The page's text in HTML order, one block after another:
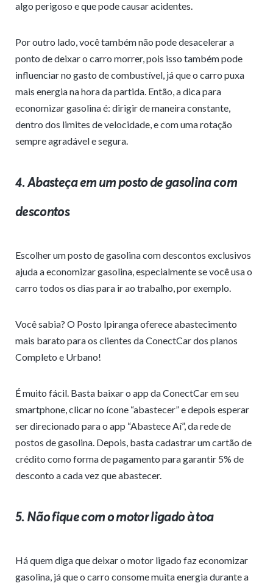
algo perigoso e que pode causar acidentes.
Por outro lado, você também não pode desacelerar a
ponto de deixar o carro morrer, pois isso também pode
influenciar no gasto de combustível, já que o carro puxa
mais energia na hora da partida. Então, a dica para
economizar gasolina é: dirigir de maneira constante,
dentro dos limites de velocidade, e com uma rotação
sempre agradável e segura.
4. Abasteça em um posto de gasolina com
descontos
Escolher um posto de gasolina com descontos exclusivos
ajuda a economizar gasolina, especialmente se você usa o
carro todos os dias para ir ao trabalho, por exemplo.
Você sabia? O Posto Ipiranga oferece abastecimento
mais barato para os clientes da ConectCar dos planos
Completo e Urbano!
É muito fácil. Basta baixar o app da ConectCar em seu
smartphone, clicar no ícone “abastecer” e depois esperar
ser direcionado para o app “Abastece Aí”, da rede de
postos de gasolina. Depois, basta cadastrar um cartão de
crédito como forma de pagamento para garantir 5% de
desconto a cada vez que abastecer.
5. Não fique com o motor ligado à toa
Há quem diga que deixar o motor ligado faz economizar
gasolina, já que o carro consome muita energia durante a